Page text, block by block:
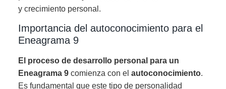
y crecimiento personal.
Importancia del autoconocimiento para el
Eneagrama 9
El proceso de desarrollo personal para un
Eneagrama 9comienza con el autoconocimiento.
Es fundamental que este tipo de personalidad